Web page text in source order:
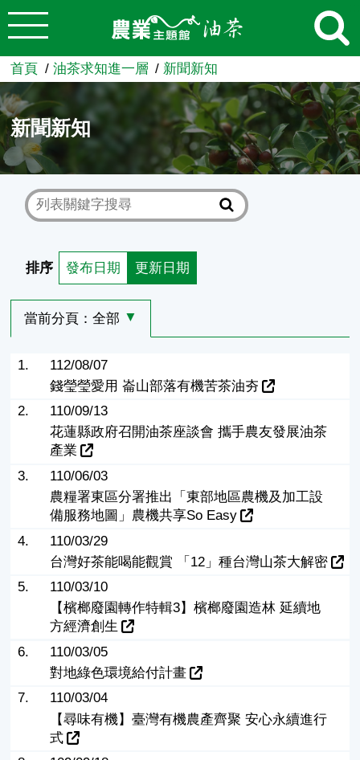
跳到主要內容
農業知識入口網
首頁 油茶求知進一層 新聞新知
新聞新知
排序 發布日期 更新日期
當前分頁：全部 選擇其他分頁
1.
112/08/07
錢瑩瑩愛用 崙山部落有機苦茶油夯
2.
110/09/13
花蓮縣政府召開油茶座談會 攜手農友發展油茶
產業
3.
110/06/03
農糧署東區分署推出「東部地區農機及加工設
備服務地圖」農機共享So Easy
4.
110/03/29
台灣好茶能喝能觀賞 「12」種台灣山茶大解密
5.
110/03/10
【檳榔廢園轉作特輯3】檳榔廢園造林 延續地
方經濟創生
6.
110/03/05
對地綠色環境給付計畫
7.
110/03/04
【尋味有機】臺灣有機農產齊聚 安心永續進行
式